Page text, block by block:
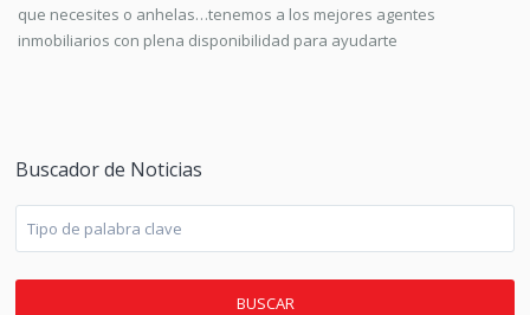
que necesites o anhelas…tenemos a los mejores agentes
inmobiliarios con plena disponibilidad para ayudarte
Buscador de Noticias
BUSCAR